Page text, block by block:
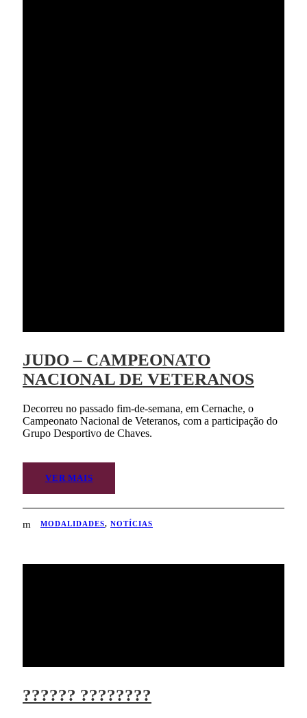
JUDO – CAMPEONATO
NACIONAL DE VETERANOS
Decorreu no passado fim-de-semana, em Cernache, o
Campeonato Nacional de Veteranos, com a participação do
Grupo Desportivo de Chaves.
VER MAIS
MODALIDADES, NOTÍCIAS
?????? ????????